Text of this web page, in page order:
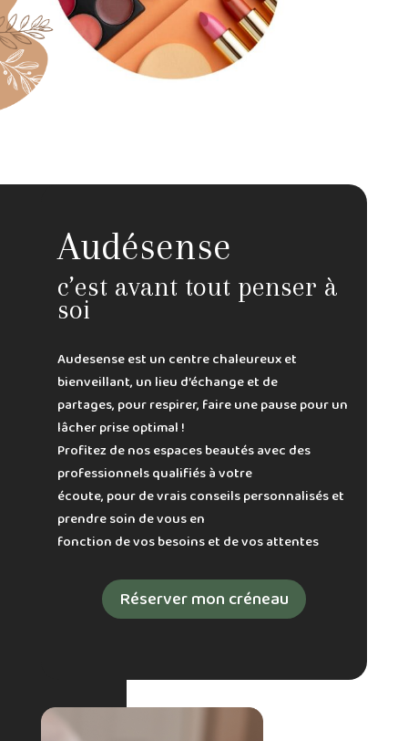
Audésense
c’est avant tout penser à
soi
Audesense est un centre chaleureux et
bienveillant, un lieu d’échange et de
partages, pour respirer, faire une pause pour un
lâcher prise optimal !
Profitez de nos espaces beautés avec des
professionnels qualifiés à votre
écoute, pour de vrais conseils personnalisés et
prendre soin de vous en
fonction de vos besoins et de vos attentes
Réserver mon créneau